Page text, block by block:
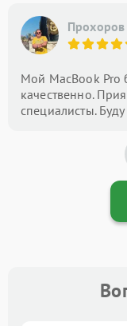
Мой MacBook Pro
качественно.
специалисты.